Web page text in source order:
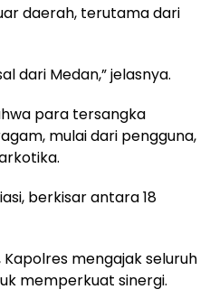
daerah, terutama dari
dari Medan,” jelasnya.
para tersangka
mulai dari pengguna,
berkisar antara 18
mengajak seluruh
memperkuat sinergi.